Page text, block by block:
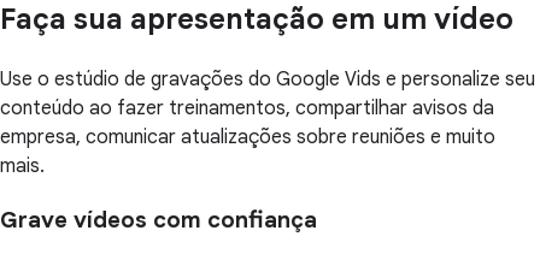
Faça sua apresentação em um vídeo
Use o estúdio de gravações do Google Vids e personalize seu
conteúdo ao fazer treinamentos, compartilhar avisos da
empresa, comunicar atualizações sobre reuniões e muito
mais.
Grave vídeos com confiança